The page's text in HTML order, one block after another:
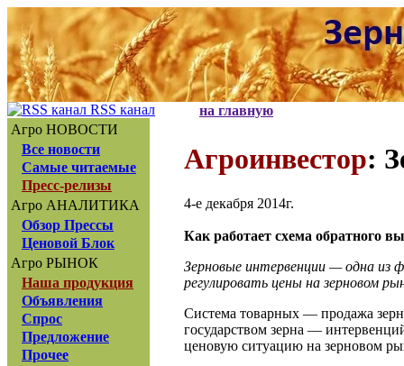
RSS канал
Агро НОВОСТИ
Все новости
Самые читаемые
Пресс-релизы
Агро АНАЛИТИКА
Обзор Прессы
Ценовой Блок
Агро РЫНОК
Наша продукция
Объявления
Спрос
Предложение
Прочее
на главную
Агроинвестор:
4-е декабря 2014г.
Как работает схема обратного
Зерновые интервенции — одна из
регулировать цены на зерновом
Система товарных — продажа
государством зерна —
ценовую ситуацию на зерновом